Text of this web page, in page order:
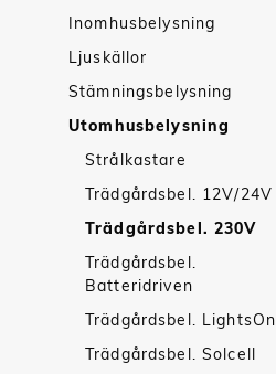
Inomhusbelysning
Ljuskällor
Stämningsbelysning
Utomhusbelysning
Strålkastare
Trädgårdsbel. 12V/24V
Trädgårdsbel. 230V
Trädgårdsbel.
Batteridriven
Trädgårdsbel. LightsOn
Trädgårdsbel. Solcell